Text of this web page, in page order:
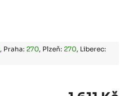
, Praha: 270, Plzeň: 270, Liberec: